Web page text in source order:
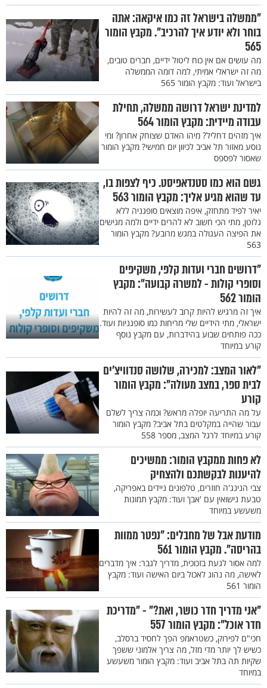
"ממשלה בישראל זה כמו איקאה: אתה
בוחר ולא יודע איך להרכיב". מקבץ הומור
565
מה עושים אם אין כוח ליטול ידיים, חברים טובים,
מה זה ישראלי אמיתי, למה דומה הממשלה
בישראל ועוד: מקבץ הומור 565
למדינת ישראל דרושה ממשלה, תחילת
עבודה מיידית: מקבץ הומור 564
איך מזהים דחליל? מיהו האדם שצוחק אחרון? ומי
נוסע מאזור תל אביב לכיוון יום חמישי? מקבץ הומור
שאסור לפספס
גשם הוא כמו סטנדאפיסט. כיף לצפות בו,
עד שהוא מגיע אליך: מקבץ הומור 563
יאיר לפיד מתחזק, איפה מוצאים סופגניה ללא
גלוטן, מתי הכי חשוב לא להרים ידיים ולמה מגישים
את הפיצה העגולה במגש מרובע? מקבץ הומור
563
"דרושים חברי ועדות קלפי, משקיפים
וסופרי קולות - למשרה קבועה": מקבץ
הומור 562
איך זה מרגיש להיות קרוב לעשירות, מה זה להיות
ישראלי, מתי הידיים שלי מריחות כמו סופגניות ועוד.
ככה פותחים שבוע בהידברות, עם מקבץ נוסף
קורע במיוחד
"לאור המצב: למכירה, שלושה סנדוויצ’ים
לבית ספר, במצב מעולה": מקבץ הומור
קורע
על מה התריעה יופלה מראש? וכמה צריך לשלם
עבור שהייה במקלטים בתל אביב? מקבץ הומור
קורע במיוחד לרגל המצב, מספר 558
לא פחות ממקבץ הומור: ממשיכים
להיענות לבקשתכם ולהצחיק
צבי הנינג'ה חוזרים, טלפונים ניידים באפריקה,
טבעת נישואין עם 'אבן' ועוד: מקבץ תמונות
משעשע במיוחד
מודעת אבל של מחבלים: "נפטר ממוות
בהריסה". מקבץ הומור 561
למה אסור לגעת בזכוכית, מדריך לגבר: איך מדברים
לאישה, מה נהוג לאכול ביום האישה ועוד: מקבץ
הומור 561
"אני מדריך חדר כושר, ואת?" - "מדריכת
חדר אוכל": מקבץ הומור 557
חכי"ם לפירוק, כשטראמפ הפך לחסיד ברסלב,
כשיש לך יותר מדי מזל, מה צריך אלמוני ששפך
שקיות תה בתל אביב ועוד: מקבץ הומור משעשע
במיוחד